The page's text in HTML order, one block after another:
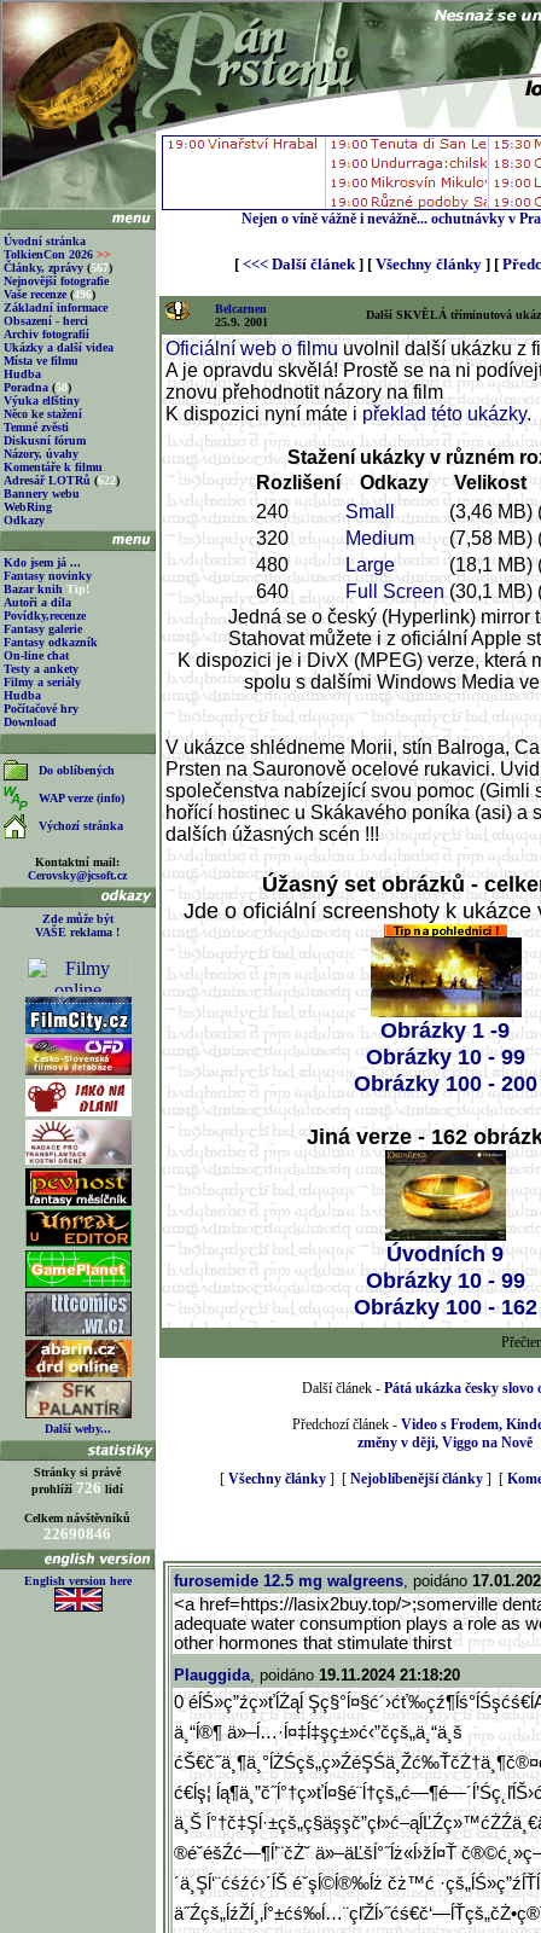
Úvodní stránka
TolkienCon 2026 >>
Články, zprávy (567)
Nejnovější fotografie
Vaše recenze (496)
Základní informace
Obsazení - herci
Archiv fotografií
Ukázky a další videa
Místa ve filmu
Hudba
Poradna (50)
Výuka elfštiny
Něco ke stažení
Temné zvěsti
Diskusní fórum
Názory, úvahy
Komentáře k filmu
Adresář LOTRů (622)
Bannery webu
WebRing
Odkazy
Kdo jsem já ...
Fantasy novinky
Bazar knih Tip!
Autoři a díla
Povídky,recenze
Fantasy galerie
Fantasy odkazník
On-line chat
Testy a ankety
Filmy a seriály
Hudba
Počítačové hry
Download
Do oblíbených
WAP verze (info)
Výchozí stránka
Kontaktní mail:
Cerovsky@jcsoft.cz
Zde může být
VAŠE reklama !
Další weby...
Stránky si právě
prohlíží 726 lidí
Celkem návštěvníků
22690846
English version here
Nejen o víně vážně i nevážně... ochutnávky v
[ <<< Další článek] [ Všechny články ] [
Belcarnen
25.9. 2001
Další SKVĚLÁ tříminutová
Oficiální web o filmuuvolnil další ukázku z
A je opravdu skvělá! Prostě se na ni
znovu přehodnotit názory na film
K dispozici nyní máte ipřeklad této ukázky.
Stažení ukázky v různém
Rozlišení
Odkazy
Velikost
240
Small (3,46 MB)
320
Medium (7,58 MB)
480
Large (18,1 MB)
640
Full Screen (30,1 MB)
Jedná se o český (Hyperlink) mirror
Stahovat můžete i z oficiální Apple
K dispozici je i DivX (MPEG) verze, která
spolu s dalšími Windows Media
V ukázce shlédneme Morii, stín Balroga,
Prsten na Sauronově ocelové rukavici.
společenstva nabízející svou pomoc (Gimli
hořící hostinec u Skákavého poníka (asi) a
dalších úžasných scén !!!
Úžasný set obrázků -
Jde o oficiální screenshoty k ukázce
Obrázky 1 -9
Obrázky 10 - 99
Obrázky 100 - 200
Jiná verze - 162
Úvodních 9
Obrázky 10 - 99
Obrázky 100 - 162
Další článek -Pátá ukázka česky slovo
Předchozí článek -Video s Frodem,
změny v ději, Viggo na Nově
[Všechny články ] [Nejoblíbenější články ] [
furosemide 12.5 mg walgreens, poidáno
<a href=https://lasix2buy.top/>;somerville
adequate water consumption plays a role as
other hormones that stimulate thirst
Plauggida, poidáno 19.11.2024 21:18:20
0 é­ĺŚ»ç”źç»ťĺŻąĺ Şç§°ĺ¤§ć´›ćť‰
ä¸“ĺ®¶ ä»–ĺ…·ĺ¤‡ĺ‡şç±»ć‹”čçš„ä¸“ä¸š
ćŠ€č˝ä¸¶ä¸°ĺŻŚçš„ç»ŹéŞŚä¸Žć‰Ť
ć€ĺş¦ ĺą¶ä¸”č˝ĺ°†ç»ťĺ¤§é¨ĺ†çš„ć—¶
ä¸Š ĺ°†č‡Şĺ·±çš„ç§äşşč”çł»ć–ąĺĽŹ
®é˘éšŹć—¶ĺ’¨čŻ˘ ä»–äĽšĺ°˝ĺż«ĺ›žĺ¤Ť
´ä¸Şĺ‘¨ćśźć›´ĺŠ éˇşĺ©ĺ®‰ĺż čż™ć
ä˝Źçš„ĺźŽĺ¸‚ĺ°±ćś‰ĺ…¨